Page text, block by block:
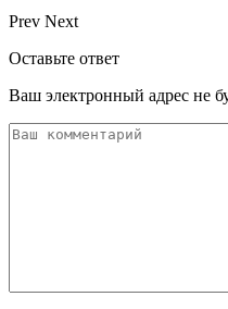
Prev Next
Оставьте ответ
Ваш электронный адрес не